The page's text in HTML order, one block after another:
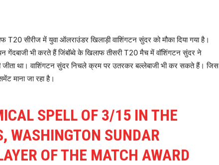
T20 सीरीज में युवा ऑलराउंडर खिलाड़ी वाशिंगटन सुंदर को मौका दिया गया है।
गेंदबाजी भी करते हैं जिंबॉब्वे के खिलाफ तीसरी T20 मैच में वॉशिंगटन सुंदर ने
था। वाशिंगटन सुंदर निचले क्रम पर उतरकर बल्लेबाजी भी कर सकते हैं। जिस
माना जा रहा है।
SPELL OF 3/15 IN THE
WASHINGTON SUNDAR
OF THE MATCH AWARD